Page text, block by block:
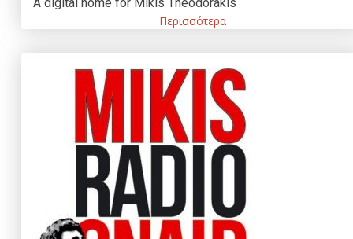
Περισσότερα